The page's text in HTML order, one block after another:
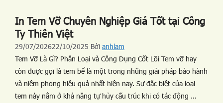
In Tem Vỡ Chuyên Nghiệp Giá Tốt tại Công
Ty Thiên Việt
29/07/202622/10/2025 Bởi anhlam
Tem Vỡ Là Gì? Phân Loại và Công Dụng Cốt Lõi Tem vỡ hay
còn được gọi là tem bể là một trong những giải pháp bảo hành
và niêm phong hiệu quả nhất hiện nay. Sự đặc biệt của loại
tem này nằm ở khả năng tự hủy cấu trúc khi có tác động …